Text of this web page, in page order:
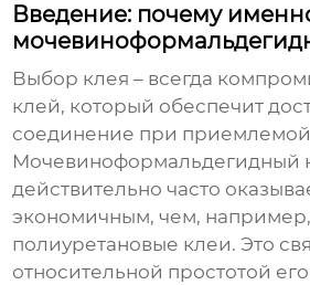
Введение: почему
Выбор клея – всегда
клей, который обеспечит
соединение при приемлемой
Мочевиноформальдегидный
действительно часто
экономичным, чем,
полиуретановые клеи. Это
относительной простотой